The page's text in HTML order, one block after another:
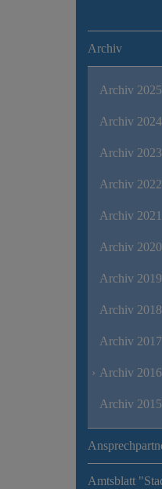
Archiv
Archiv 2025
Archiv 2024
Archiv 2023
Archiv 2022
Archiv 2021
Archiv 2020
Archiv 2019
Archiv 2018
Archiv 2017
Archiv 2016
Archiv 2015
Amtsblatt